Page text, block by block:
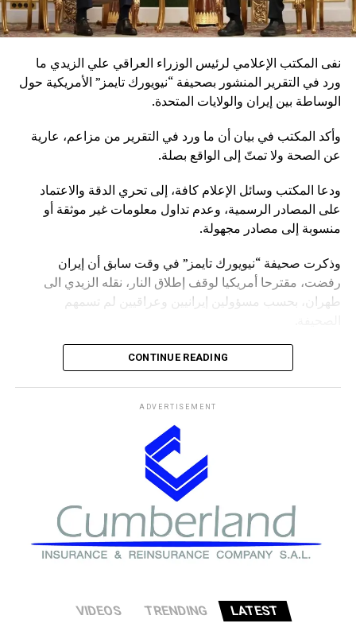
نفى المكتب الإعلامي لرئيس الوزراء العراقي علي الزيدي ما
ورد في التقرير المنشور بصحيفة “نيويورك تايمز” الأمريكية حول
الوساطة بين إيران والولايات المتحدة.
وأكد المكتب في بيان أن ما ورد في التقرير من مزاعم، عارية
عن الصحة ولا تمتّ إلى الواقع بصلة.
ودعا المكتب وسائل الإعلام كافة، إلى تحري الدقة والاعتماد
على المصادر الرسمية، وعدم تداول معلومات غير موثقة أو
منسوبة إلى مصادر مجهولة.
وذكرت صحيفة “نيويورك تايمز” في وقت سابق أن إيران
رفضت، مقترحا أمريكيا لوقف إطلاق النار، نقله الزيدي الى
طهران، بحسب مسؤولين إيرانيين وعراقيين لم تسمهم
وأشارت الصحيفة إلى أن طهران لا تبدو مهتمة باتفاق مؤقت
يترك مسألة السيطرة على مضيق هرمز دون حسم، في وقت
لم يصدر فيه تعليق فوري من البيت الأبيض على هذه التطورات.
وكان رئيس الوزراء العراقي قد زار طهران أمس الخميس، بعد
لقائه الرئيس الأمريكي دونالد ترامب في البيت الأبيض الأسبوع
CONTINUE READING
ADVERTISEMENT
LATEST
TRENDING
VIDEOS